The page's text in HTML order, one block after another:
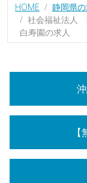
HOME 静岡県
社会福祉法人
白寿園の求人